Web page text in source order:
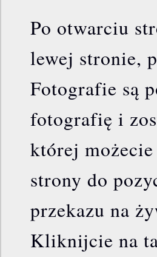
Po otwarciu
lewej stronie,
Fotografie są
fotografię i
której
strony do
przekazu na
Kliknijcie na